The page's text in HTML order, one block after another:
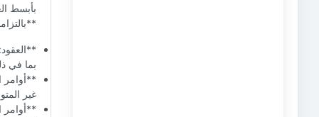
بأبسط
بما في
**أوامر
غير
**أوامر